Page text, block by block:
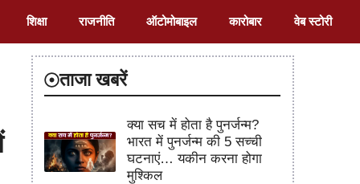
शिक्षा राजनीति ऑटोमोबाइल कारोबार वेब स्टोरी
ताजा खबरें
क्या सच में होता है पुनर्जन्म?
भारत में पुनर्जन्म की 5 सच्ची
घटनाएं… यकीन करना होगा
मुश्किल